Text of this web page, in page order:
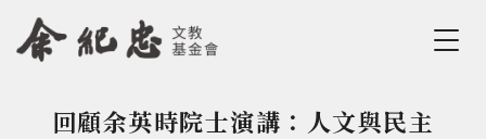
Jump to Navigation
Jump to Main content
您在這裡
回顧余英時院士演講：人文與民主